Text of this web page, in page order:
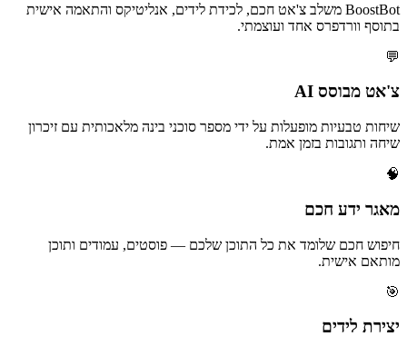
BoostBot משלב צ'אט חכם, לכידת לידים, אנליטיקס והתאמה אישית
בתוסף וורדפרס אחד ועוצמתי.
💬
צ'אט מבוסס AI
שיחות טבעיות מופעלות על ידי מספר סוכני בינה מלאכותית עם זיכרון
שיחה ותגובות בזמן אמת.
🧠
מאגר ידע חכם
חיפוש חכם שלומד את כל התוכן שלכם — פוסטים, עמודים ותוכן
מותאם אישית.
🎯
יצירת לידים